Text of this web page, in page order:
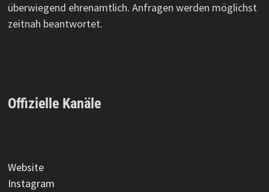
überwiegend ehrenamtlich. Anfragen werden möglichst
zeitnah beantwortet.
Offizielle Kanäle
Website
Instagram